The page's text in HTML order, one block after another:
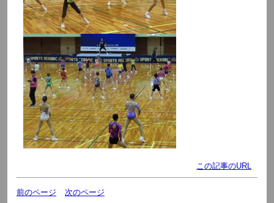
この記事のURL
前のページ
次のページ